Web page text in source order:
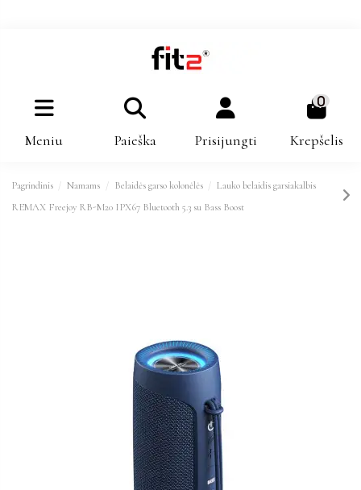
Meniu Paieška Prisijungti
0
Krepšelis
Pagrindinis Namams Belaidės garso kolonėlės
Lauko belaidis garsiakalbis
REMAX Freejoy RB-M20 IPX67 Bluetooth 5.3 su Bass Boost